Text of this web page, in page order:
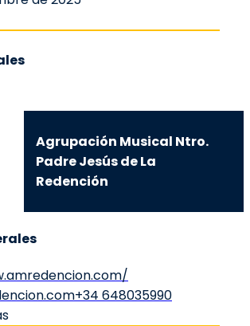
Agrupación Musical Ntro.
Padre Jesús de La
Redención
+34 648035990